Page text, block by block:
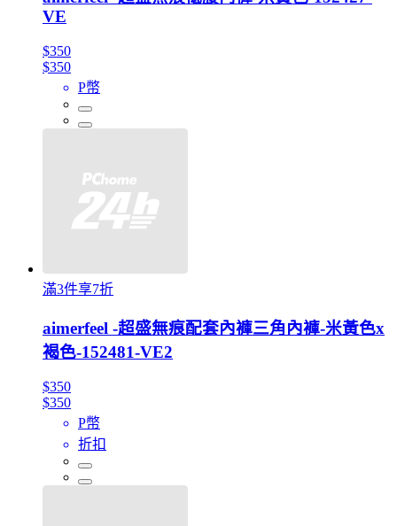
VE
$350
$350
P幣
滿3件享7折
aimerfeel -超盛無痕配套內褲三角內褲-米黃色x
褐色-152481-VE2
$350
$350
P幣
折扣